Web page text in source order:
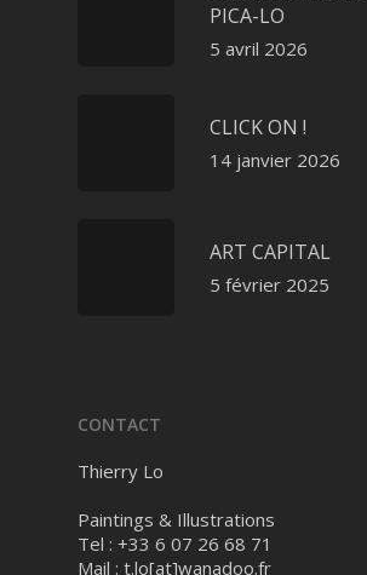
PICA-LO
5 avril 2026
CLICK ON !
14 janvier 2026
ART CAPITAL
5 février 2025
CONTACT
Thierry Lo
Paintings & Illustrations
Tel : +33 6 07 26 68 71
Mail : t.lo[at]wanadoo.fr